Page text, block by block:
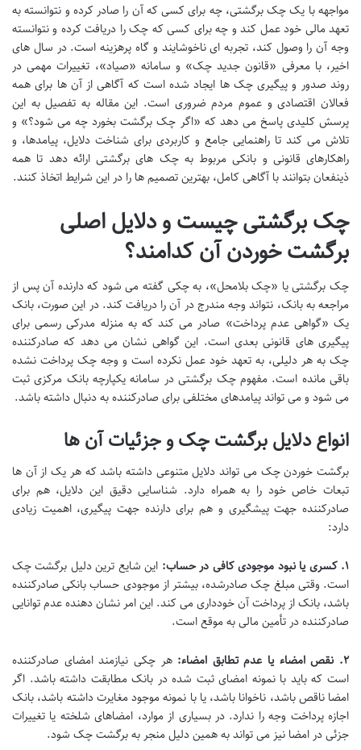
مواجهه با یک چک برگشتی، چه برای کسی که آن را صادر کرده و نتوانسته به
تعهد مالی خود عمل کند و چه برای کسی که چک را دریافت کرده و نتوانسته
وجه آن را وصول کند، تجربه ای ناخوشایند و گاه پرهزینه است. در سال های
اخیر، با معرفی «قانون جدید چک» و سامانه «صیاد»، تغییرات مهمی در
روند صدور و پیگیری چک ها ایجاد شده است که آگاهی از آن ها برای همه
فعالان اقتصادی و عموم مردم ضروری است. این مقاله به تفصیل به این
پرسش کلیدی پاسخ می دهد که «اگر چک برگشت بخورد چه می شود؟» و
تلاش می کند تا راهنمایی جامع و کاربردی برای شناخت دلایل، پیامدها، و
راهکارهای قانونی و بانکی مربوط به چک های برگشتی ارائه دهد تا همه
ذینفعان بتوانند با آگاهی کامل، بهترین تصمیم ها را در این شرایط اتخاذ کنند.
چک برگشتی چیست و دلایل اصلی
برگشت خوردن آن کدامند؟
چک برگشتی یا «چک بلامحل»، به چکی گفته می شود که دارنده آن پس از
مراجعه به بانک، نتواند وجه مندرج در آن را دریافت کند. در این صورت، بانک
یک «گواهی عدم پرداخت» صادر می کند که به منزله مدرکی رسمی برای
پیگیری های قانونی بعدی است. این گواهی نشان می دهد که صادرکننده
چک به هر دلیلی، به تعهد خود عمل نکرده است و وجه چک پرداخت نشده
باقی مانده است. مفهوم چک برگشتی در سامانه یکپارچه بانک مرکزی ثبت
می شود و می تواند پیامدهای مختلفی برای صادرکننده به دنبال داشته باشد.
انواع دلایل برگشت چک و جزئیات آن ها
برگشت خوردن چک می تواند دلایل متنوعی داشته باشد که هر یک از آن ها
تبعات خاص خود را به همراه دارد. شناسایی دقیق این دلایل، هم برای
صادرکننده جهت پیشگیری و هم برای دارنده جهت پیگیری، اهمیت زیادی
دارد:
۱. کسری یا نبود موجودی کافی در حساب:
این شایع ترین دلیل برگشت چک
است. وقتی مبلغ چک صادرشده، بیشتر از موجودی حساب بانکی صادرکننده
باشد، بانک از پرداخت آن خودداری می کند. این امر نشان دهنده عدم توانایی
صادرکننده در تأمین مالی به موقع است.
۲. نقص امضاء یا عدم تطابق امضاء:
هر چکی نیازمند امضای صادرکننده
است که باید با نمونه امضای ثبت شده در بانک مطابقت داشته باشد. اگر
امضا ناقص باشد، ناخوانا باشد، یا با نمونه موجود مغایرت داشته باشد، بانک
اجازه پرداخت وجه را ندارد. در بسیاری از موارد، امضاهای شلخته یا تغییرات
جزئی در امضا نیز می تواند به همین دلیل منجر به برگشت چک شود.